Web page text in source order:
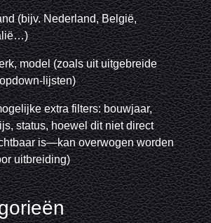
(bijv. Nederland, België,
model (zoals uit uitgebreide
lijsten)
extra filters: bouwjaar,
status, hoewel dit niet direct
is—kan overwogen worden
uitbreiding)